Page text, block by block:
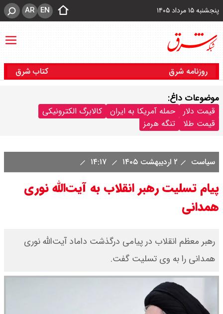
پنجشنبه ۱۵ مرداد ۱۴۰۵ EN
AR
روزنامه شرق کتاب شرق
موضوعات داغ:
قیمت دلار حمله آمریکا به ایران
کالابرگ الکترونیکی
قیمت طلا
تنگه هرمز
سیاست ۲ اردیبهشت ۱۴۰۵
پیام تسلیت رهبر انقلاب به آیت‌الله نوری
همدانی
رهبر معظم انقلاب در پیامی درگذشت داماد آیت‌الله نوری
همدانی را به وی تسلیت گفت.